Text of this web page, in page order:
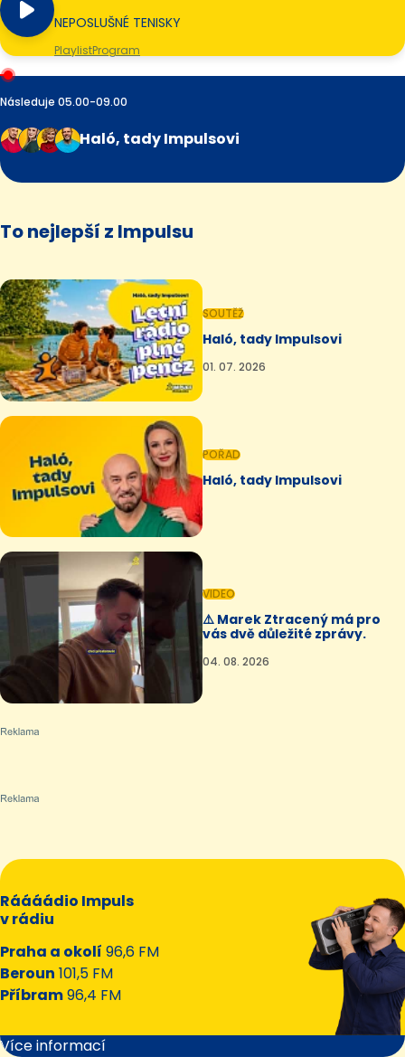
NEPOSLUŠNÉ TENISKY
PlaylistProgram
Následuje 05.00-09.00
Haló, tady Impulsovi
To nejlepší z Impulsu
SOUTĚŽ
Haló, tady Impulsovi
01. 07. 2026
POŘAD
Haló, tady Impulsovi
VIDEO
⚠️ Marek Ztracený má pro
vás dvě důležité zprávy.
04. 08. 2026
Ráááádio Impuls
v rádiu
Praha a okolí 96,6 FM
Beroun 101,5 FM
Příbram96,4 FM
Více informací